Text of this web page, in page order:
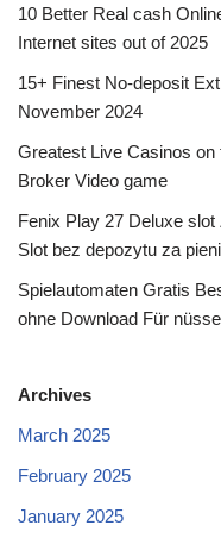
10 Better Real cash
Internet sites out of 2025
15+ Finest No-deposit
November 2024
Greatest Live Casinos
Broker Video game
Fenix Play 27 Deluxe slot
Slot bez depozytu za
Spielautomaten Gratis
ohne Download Für
Archives
March 2025
February 2025
January 2025